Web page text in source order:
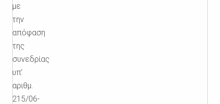
με
την
απόφαση
της
συνεδρίας
υπ’
αριθμ.
215/06-